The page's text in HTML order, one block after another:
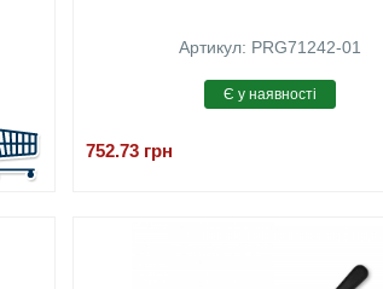
Артикул: PRG71242-01
752.73 грн